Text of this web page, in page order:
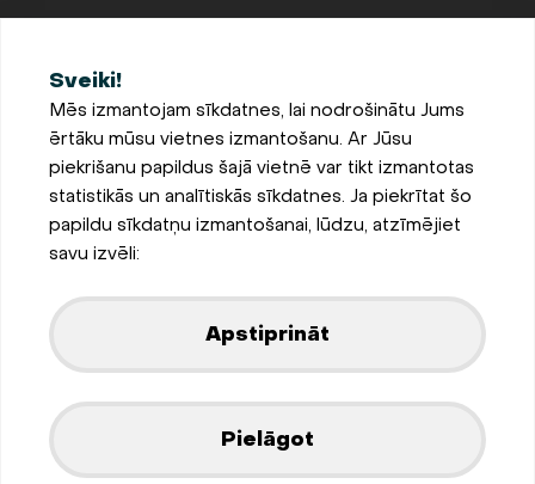
Sveiki!
Mēs izmantojam sīkdatnes, lai nodrošinātu Jums
ērtāku mūsu vietnes izmantošanu. Ar Jūsu
piekrišanu papildus šajā vietnē var tikt izmantotas
statistikās un analītiskās sīkdatnes. Ja piekrītat šo
papildu sīkdatņu izmantošanai, lūdzu, atzīmējiet
savu izvēli:
Apstiprināt
Pielāgot
LV-3002, Latvija
Pieteikties jaunumiem
Sīkdatņu iestatījumi
Privātuma un sīkdatņu
Izstrādājis